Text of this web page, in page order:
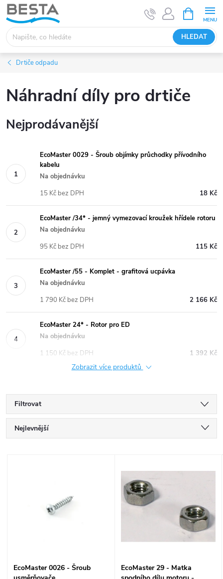
Přejít
na
obsah
HLEDAT
NÁKUPNÍ
KOŠÍK
Drtiče odpadu
Náhradní díly pro drtiče
Nejprodávanější
EcoMaster 0029 - Šroub objímky průchodky přívodního
kabelu
Na objednávku
18 Kč
15 Kč bez DPH
EcoMaster /34* - jemný vymezovací kroužek hřídele rotoru
Na objednávku
115 Kč
95 Kč bez DPH
EcoMaster /55 - Komplet - grafitová ucpávka
Na objednávku
2 166 Kč
1 790 Kč bez DPH
EcoMaster 24* - Rotor pro ED
Na objednávku
1 392 Kč
1 150 Kč bez DPH
Zobrazit více produktů
Filtrovat
Ř
Nejlevnější
sEcoMaster 0026 - Šroub
EcoMaster 29 - Matka